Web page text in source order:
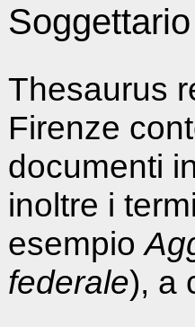
Thesaurus
Firenze
documenti
inoltre i
esempio
federale), a